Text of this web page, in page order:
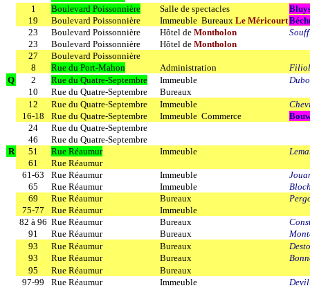
1
Boulevard Poissonnière Salle de spectacles
19
Boulevard Poissonnière Immeuble Bureaux Le Méricourt
23
Boulevard Poissonnière Hôtel de Montholon
23
Boulevard Poissonnière Hôtel de Montholon
27
Boulevard Poissonnière
8
Rue du Port-Mahon Administration
Q
2 Rue du Quatre-Septembre Immeuble
10
Rue du Quatre-Septembre
Bureaux
12
Rue du Quatre-Septembre Immeuble
16-18
Rue du Quatre-Septembre Immeuble Commerce
24
Rue du Quatre-Septembre
46
Rue du Quatre-Septembre
R
51 Rue Réaumur Immeuble
61
Rue Réaumur
61-63
Rue Réaumur Immeuble
65
Rue Réaumur Immeuble
69
Rue Réaumur Bureaux
75-77
Rue Réaumur
Immeuble
82 à 96 Rue Réaumur Bureaux
91
Rue Réaumur Bureaux
93
Rue Réaumur Bureaux
93
Rue Réaumur Bureaux
95
Rue Réaumur
Bureaux
97-99
Rue Réaumur Immeuble